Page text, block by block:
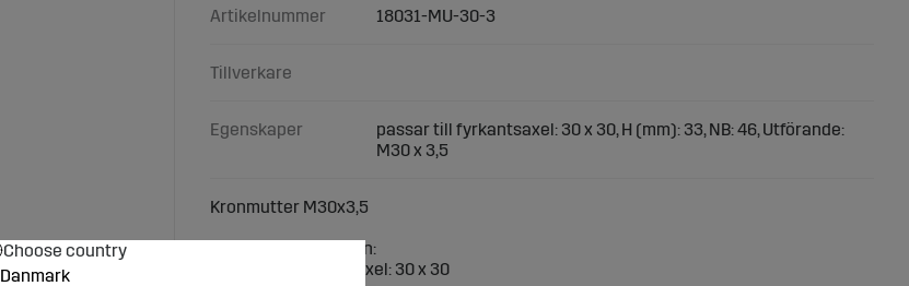
Artikelnummer 18031-MU-30-3
Tillverkare
Egenskaper
passar till fyrkantsaxel: 30 x 30, H (mm): 33, NB: 46, Utförande:
M30 x 3,5
Kronmutter M30x3,5
Teknisk specifikation:
passar till fyrkantsaxel: 30 x 30
Choose country
Danmark